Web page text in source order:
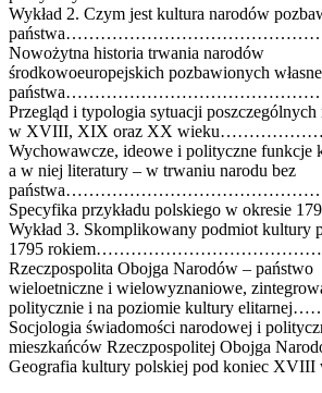
Wykład 2. Czym jest kultura narodów
Nowożytna historia trwania narodów
środkowoeuropejskich pozbawionych
Przegląd i typologia sytuacji poszczególnych
w XVIII, XIX oraz XX
Wychowawcze, ideowe i polityczne funkcje
a w niej literatury – w trwaniu narodu bez
Specyfika przykładu polskiego w okresie
Wykład 3. Skomplikowany podmiot kultury
1795
Rzeczpospolita Obojga Narodów – państwo
wieloetniczne i wielowyznaniowe,
politycznie i na poziomie kultury
Socjologia świadomości narodowej i
mieszkańców Rzeczpospolitej Obojga
Geografia kultury polskiej pod koniec